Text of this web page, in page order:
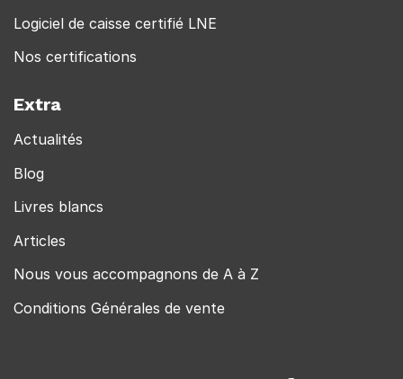
Logiciel de caisse certifié LNE
Nos certifications
Extra
Actualités
Blog
Livres blancs
Articles
Nous vous accompagnons de A à Z
Conditions Générales de vente